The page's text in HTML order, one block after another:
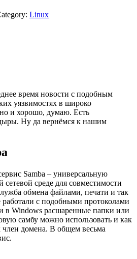
Linux
время новости с подобным
уязвимостях в широко
и хорошо, думаю. Есть
Ну да вернёмся к нашим
Samba – универсальную
сетевой среде для совместимости
обмена файлами, печати и так
с подобными протоколами
в Windows расшаренные папки или
самбу можно использовать и как
член домена. В общем весьма